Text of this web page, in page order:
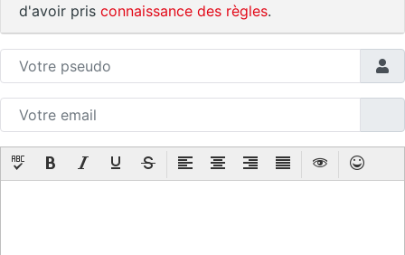
d'avoir pris connaissance des règles.